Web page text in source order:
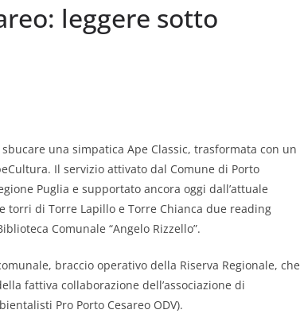
leggere sotto
una simpatica Ape Classic, trasformata con un
Il servizio attivato dal Comune di Porto
Puglia e supportato ancora oggi dall’attuale
di Torre Lapillo e Torre Chianca due reading
Comunale “Angelo Rizzello”.
braccio operativo della Riserva Regionale, che
fattiva collaborazione dell’associazione di
Pro Porto Cesareo ODV).